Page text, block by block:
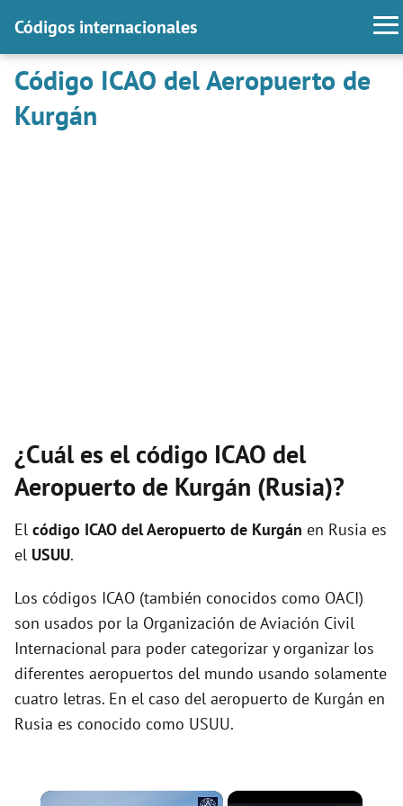
Códigos internacionales
Código ICAO del Aeropuerto de
Kurgán
¿Cuál es el código ICAO del
Aeropuerto de Kurgán (Rusia)?
El código ICAO delAeropuerto de Kurgán en Rusia es
el USUU.
Los códigos ICAO (también conocidos como OACI)
son usados por la Organización de Aviación Civil
Internacional para poder categorizar y organizar los
diferentes aeropuertos del mundo usando solamente
cuatro letras. En el caso del aeropuerto de Kurgán en
Rusia es conocido como USUU.
×